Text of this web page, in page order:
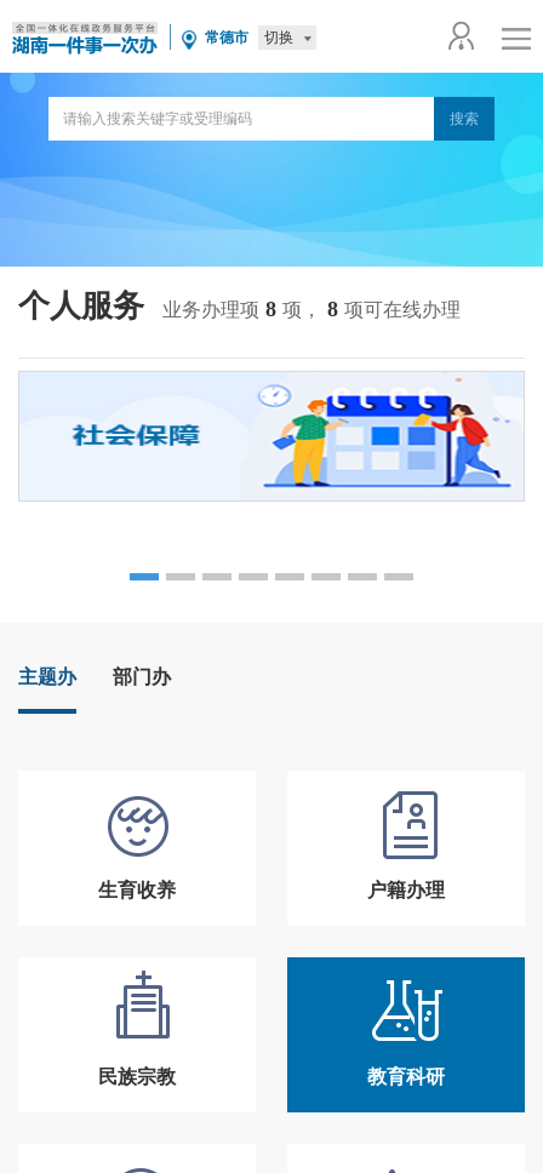
常德市 切换
个人服务 业务办理项 8 项， 8 项可在线办理
主题办 部门办
生育收养 户籍办理
民族宗教 教育科研